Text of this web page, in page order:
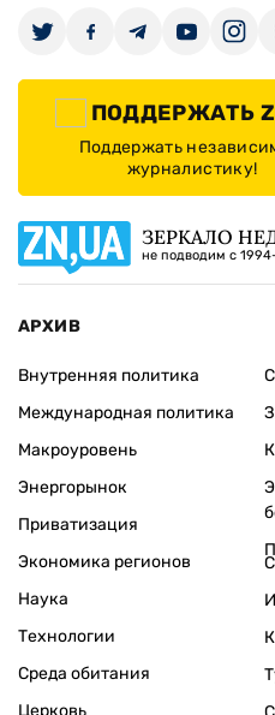
ПОДДЕРЖАТЬ
Поддержать
журналистику!
ЗЕРКАЛО
не подводим с
АРХИВ
Внутренняя политика
Международная политика
Макроуровень
Энергорынок
Приватизация
Экономика регионов
Наука
Технологии
Среда обитания